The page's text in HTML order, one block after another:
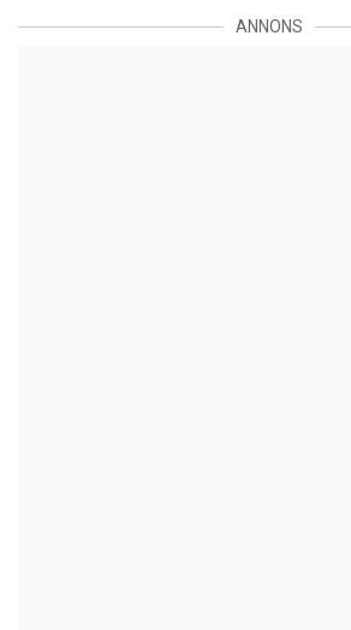
ANNONS